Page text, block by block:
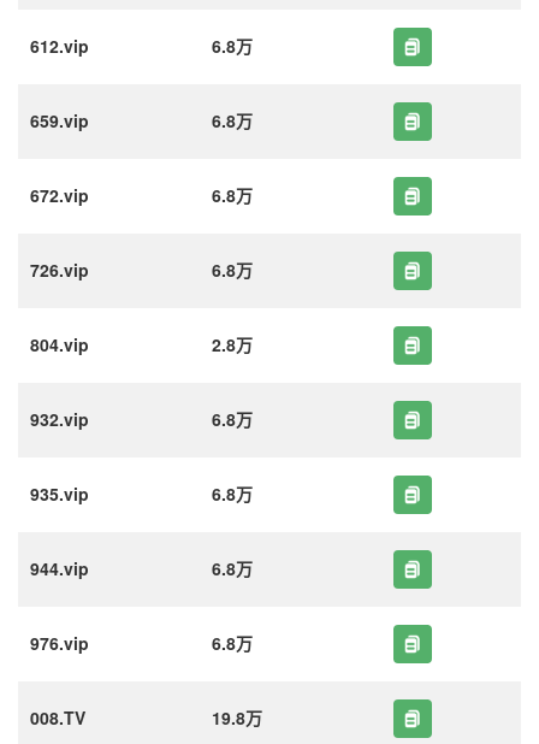
612.vip 6.8万
659.vip 6.8万
672.vip 6.8万
726.vip 6.8万
804.vip 2.8万
932.vip 6.8万
935.vip 6.8万
944.vip 6.8万
976.vip 6.8万
008.TV 19.8万